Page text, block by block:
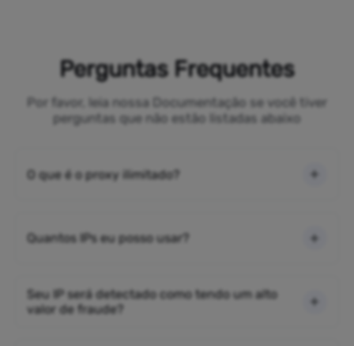
Perguntas Frequentes
Por favor, leia nossa Documentação se você tiver
perguntas que não estão listadas abaixo
O que é o proxy ilimitado?
Quantos IPs eu posso usar?
Seu IP será detectado como tendo um alto
valor de fraude?